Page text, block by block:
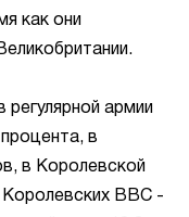
как они
армии
в
в Королевской
Королевских ВВС -